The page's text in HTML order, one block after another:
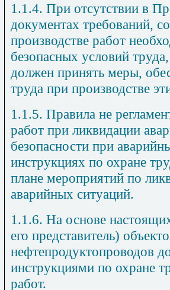
1.1.4. При отсутствии в
документах требований,
производстве работ
безопасных условий
должен принять меры,
труда при производстве
1.1.5. Правила не
работ при ликвидации
безопасности при
инструкциях по охране
плане мероприятий по
аварийных ситуаций.
1.1.6. На основе
его представитель)
нефтепродуктопроводов
инструкциями по охране
работ.